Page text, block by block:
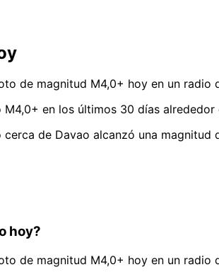
de magnitud M4,0+ hoy en un radio
en los últimos 30 días alrededor
de Davao alcanzó una magnitud
hoy?
de magnitud M4,0+ hoy en un radio